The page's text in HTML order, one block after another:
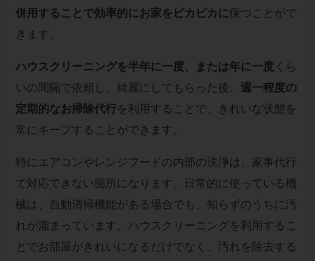
併用することで効率的にお家をピカピカに保つことがで
きます。
ハウスクリーニングを半年に一度、または年に一度くら
いの間隔で依頼し、綺麗にしてもらった後、 週一程度の
定期的なお掃除代行を利用することで、きれいな状態を
常にキープすることができます。
特にエアコンやレンジフードの内部の洗浄は、家事代行
で対応できない箇所になります。日常的に使っている機
械は、自動清掃機能がある場合でも、知らずのうちに汚
れが溜まっています。ハウスクリーニングを利用するこ
とでお部屋がきれいになるだけでなく、汚れを除去する